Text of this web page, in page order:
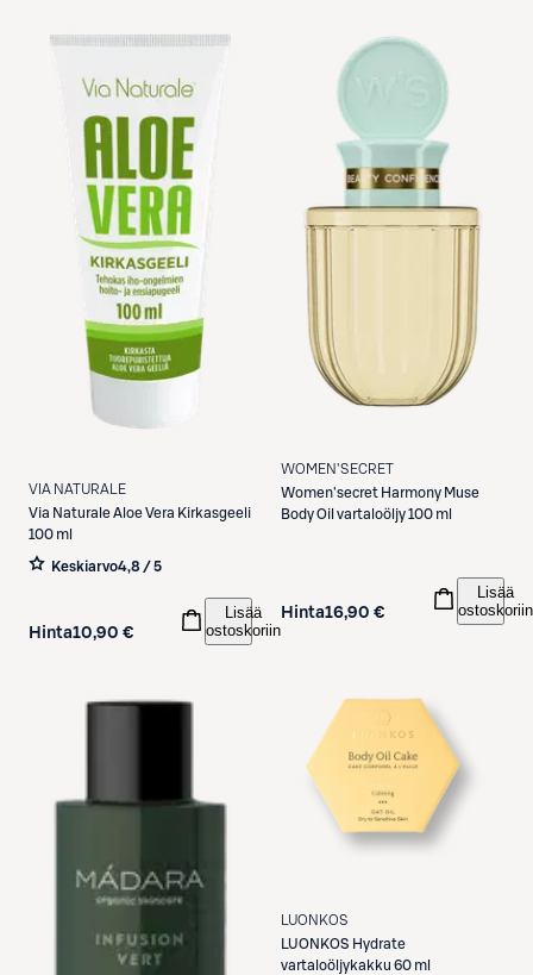
VIA NATURALE
Via NaturaleAloe Vera Kirkasgeeli
100 ml
Keskiarvo4,8 / 5
Hinta10,90 €
Lisää
ostoskoriin
WOMEN'SECRET
Women'secret Harmony Muse
Body Oil vartaloöljy 100 ml
Hinta16,90 €
Lisää
ostoskoriin
LUONKOS
LUONKOS Hydrate
vartaloöljykakku 60 ml